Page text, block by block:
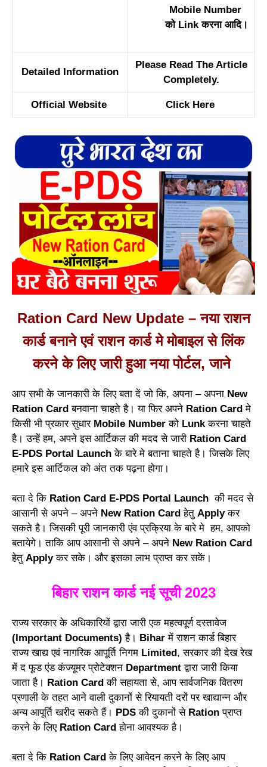
Mobile Number
को Link करना आदि।
Detailed Information
Please Read The Article
Completely.
Official Website Click Here
Ration Card New Update – नया राशन
कार्ड बनाने एवं राशन कार्ड मे मोबाइल से लिंक
करने के लिए जारी हुआ नया पोर्टल, जाने
आप सभी के जानकारी के लिए बता दें जो कि, अपना – अपना New
Ration Card बनवाना चाहते है। या फिर अपने Ration Card मे
किसी भी प्रकार सुधार Mobile Numberको Lunkकरना चाहते
है। उन्हें हम, अपने इस आर्टिकल की मदद से जारी Ration Card
E-PDS Portal Launch के बारे मे बताना चाहते है। जिसके लिए
हमारे इस आर्टिकल को अंत तक पढ़ना होगा।
बता दे कि Ration Card E-PDS Portal Launch की मदद से
आसानी से अपने – अपने New Ration Card हेतु Applyकर
सकते है। जिसकी पूरी जानकारी एंव प्रक्रिया के बारे मे हम, आपको
बतायेगे। ताकि आप आसानी से अपने – अपने New Ration Card
हेतु Applyकर सके। और इसका लाभ प्राप्त कर सकें।
बिहार राशन कार्ड नई सूची 2023
राज्य सरकार के अधिकारियों द्वारा जारी एक महत्वपूर्ण दस्तावेज
(Important Documents)है। Bihar में राशन कार्ड बिहार
राज्य खाद्य एवं नागरिक आपूर्ति निगम Limited, सरकार की देख रेख
में द फूड एंड कंज्यूमर प्रोटेक्शन Department द्वारा जारी किया
जाता है। Ration Card की सहायता से, आप सार्वजनिक वितरण
प्रणाली के तहत आने वाली दुकानों से रियायती दरों पर खाद्यान्न और
अन्य आपूर्ति खरीद सकते हैं। PDS की दुकानों से Ration प्राप्त
करने के लिए Ration Card होना आवश्यक है।
बता दे कि Ration Card के लिए आवेदन करने के लिए आप